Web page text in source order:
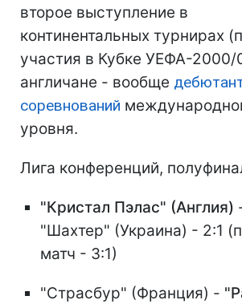
второе выступление в
континентальных турнирах
участия в Кубке УЕФА-2000/
англичане - вообще
соревнований
уровня.
Лига конференций,
"Кристал Пэлас" (Англия)
"Шахтер" (Украина) - 2:1
матч - 3:1)
"Страсбур" (Франция) -